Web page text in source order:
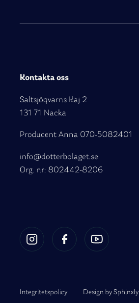
Kontakta oss
Saltsjöqvarns Kaj 2
131 71 Nacka
Producent Anna 070-5082401
info@dotterbolaget.se
Org. nr: 802442-8206
Integritetspolicy Design by Sphinxly